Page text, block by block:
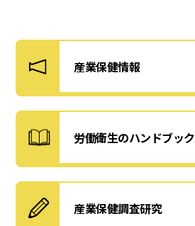
産業保健情報
労働衛生のハンドブック
産業保健調査研究